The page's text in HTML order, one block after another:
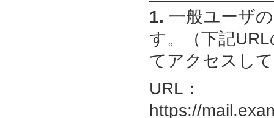
1. 一般ユーザ
す。（下記
てアクセスし
URL：
https://